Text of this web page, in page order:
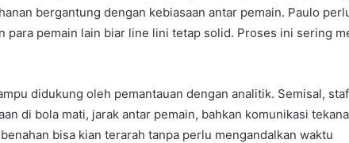
bergantung dengan kebiasaan antar pemain. Paulo
para pemain lain biar line lini tetap solid. Proses ini sering
didukung oleh pemantauan dengan analitik. Semisal,
di bola mati, jarak antar pemain, bahkan komunikasi
bisa kian terarah tanpa perlu mengandalkan waktu